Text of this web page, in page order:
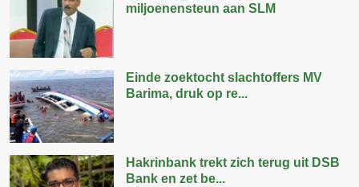
miljoenensteun aan SLM
Einde zoektocht slachtoffers MV
Barima, druk op re...
Hakrinbank trekt zich terug uit DSB
Bank en zet be...